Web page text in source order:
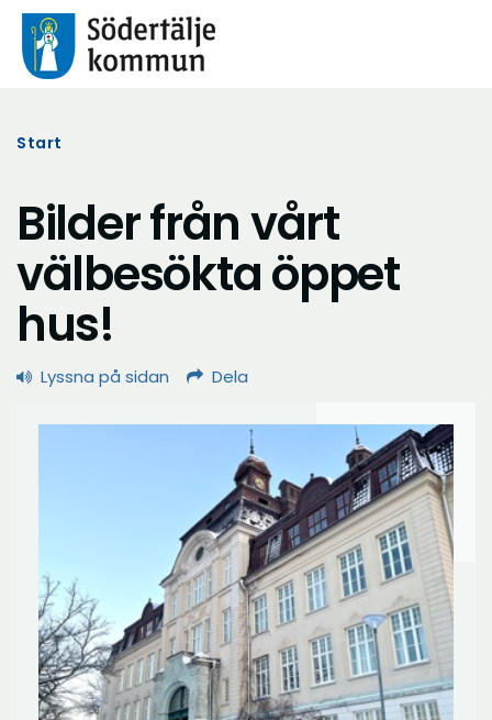
Start
Bilder från vårt
välbesökta öppet
hus!
Lyssna på sidan Dela